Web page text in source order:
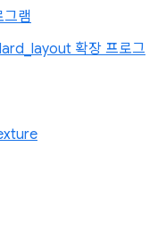
램
확장 프로그